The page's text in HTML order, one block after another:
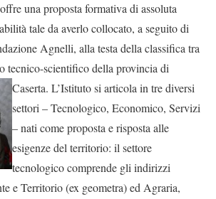
una proposta formativa di assoluta
tale da averlo collocato, a seguito di
Agnelli, alla testa della classifica tra
tecnico-scientifico della provincia di
Caserta. L’Istituto si articola in tre diversi
settori – Tecnologico, Economico, Servizi
– nati come proposta e risposta alle
esigenze del territorio: il settore
tecnologico comprende gli indirizzi
e Territorio (ex geometra) ed Agraria,